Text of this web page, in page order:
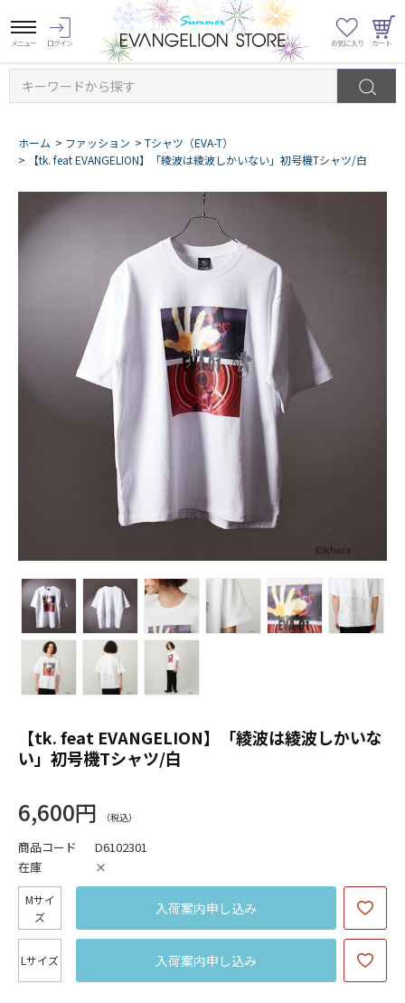
キーワードから探す
ホーム > ファッション > Tシャツ（EVA-T）
>
【tk. feat EVANGELION】「綾波は綾波しかいない」初号機Tシャツ/白
【tk. feat EVANGELION】「綾波は綾波しかいな
い」初号機Tシャツ/白
6,600円
商品コード
D6102301
在庫
×
Mサイ
ズ
入荷案内申し込み
Lサイズ 入荷案内申し込み